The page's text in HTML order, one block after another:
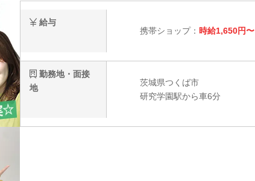
給与
携帯ショップ： 時給1,650円〜
勤務地・面接
地
茨城県つくば市
研究学園駅から車6分